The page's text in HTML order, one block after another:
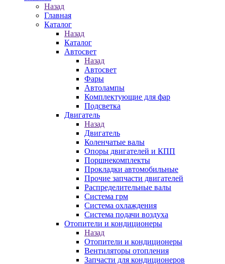
Назад
Главная
Каталог
Назад
Каталог
Автосвет
Назад
Автосвет
Фары
Автолампы
Комплектующие для фар
Подсветка
Двигатель
Назад
Двигатель
Коленчатые валы
Опоры двигателей и КПП
Поршнекомплекты
Прокладки автомобильные
Прочие запчасти двигателей
Распределительные валы
Система грм
Система охлаждения
Система подачи воздуха
Отопители и кондиционеры
Назад
Отопители и кондиционеры
Вентиляторы отопления
Запчасти для кондиционеров